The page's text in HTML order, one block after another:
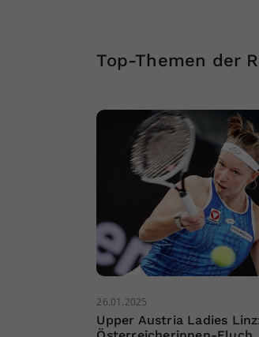
Top-Themen der
26.01.2025
Upper Austria Ladies